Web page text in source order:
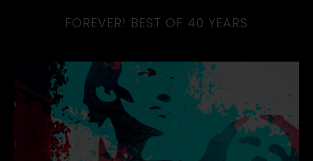
FOREVER! BEST OF 40 YEARS